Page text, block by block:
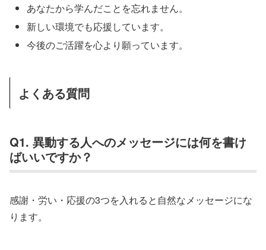
あなたから学んだことを忘れません。
新しい環境でも応援しています。
今後のご活躍を心より願っています。
よくある質問
Q1. 異動する人へのメッセージには何を書け
ばいいですか？
感謝・労い・応援の3つを入れると自然なメッセージにな
ります。